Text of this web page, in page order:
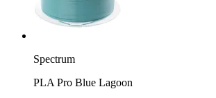
Spectrum
PLA Pro Blue Lagoon